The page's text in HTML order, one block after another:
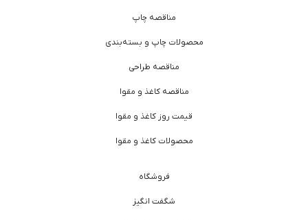
مناقصه چاپ
محصولات چاپ و بسته‌بندی
مناقصه طراحی
مناقصه کاغذ و مقوا
قیمت روز کاغذ و مقوا
محصولات کاغذ و مقوا
فروشگاه
شگفت انگیز